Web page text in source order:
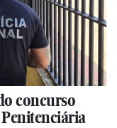
concurso